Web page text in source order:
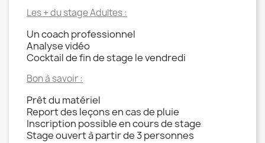
Les + du stage Adultes :
Un coach professionnel
Analyse vidéo
Cocktail de fin de stage le vendredi
Bon à savoir :
Prêt du matériel
Report des leçons en cas de pluie
Inscription possible en cours de stage
Stage ouvert à partir de 3 personnes